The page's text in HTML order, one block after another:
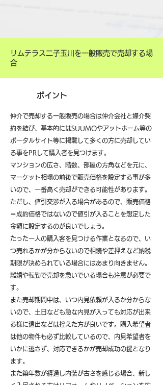
リムテラス二子玉川を一般販売で売却する場
合
ポイント
仲介で売却する一般販売の場合は仲介会社と媒介契
約を結び、基本的にはSUUMOやアットホーム等の
ポータルサイト等に掲載して多くの方に売却してい
る事をPRして購入者を見つけます。
マンションの広さ、階数、部屋の方角などを元に、
マーケット相場の前後で販売価格を設定する事が多
いので、一番高く売却ができる可能性があります。
ただし、値引交渉が入る場合があるので、販売価格
＝成約価格ではないので値引が入ることを想定した
金額に設定するのが良いでしょう。
たった一人の購入客を見つける作業となるので、い
つ売れるかが分からないので相続や差押えなど納税
期限が決められている場合にはあまり向きません。
離婚や転勤で売却を急いでいる場合も注意が必要で
す。
また売却期間中は、いつ内見依頼が入るか分からな
いので、土日なども急な内見が入っても対応が出来
る様に遠出などは控えた方が良いです。購入希望者
は他の物件も必ず比較しているので、内見希望者を
いかに逃さず、対応できるかが売却成功の鍵となり
ます。
また築年数が経過し内装が古さを感じる場合、新し